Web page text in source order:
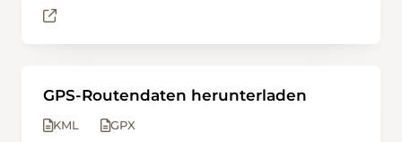
GPS-Routendaten herunterladen
KML GPX